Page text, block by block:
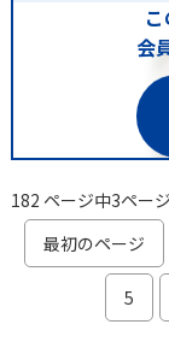
会
182 ページ中3ペー
最初のページ
5